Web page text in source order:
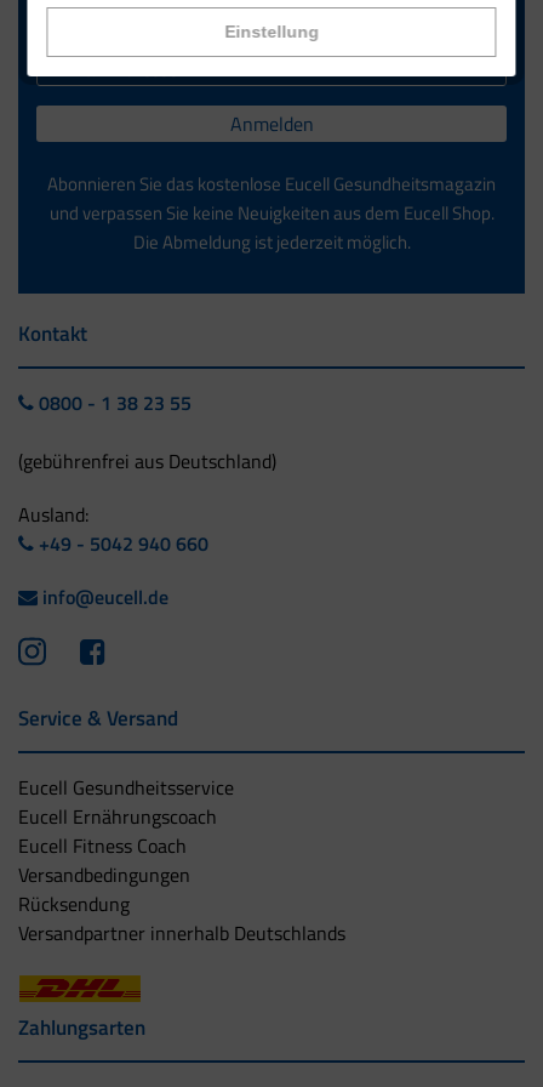
Einstellung
Anmelden
Abonnieren Sie das kostenlose Eucell Gesundheitsmagazin
und verpassen Sie keine Neuigkeiten aus dem Eucell Shop.
Die Abmeldung ist jederzeit möglich.
Kontakt
0800 - 1 38 23 55
(gebührenfrei aus Deutschland)
Ausland:
+49 - 5042 940 660
info@eucell.de
Service & Versand
Eucell Gesundheitsservice
Eucell Ernährungscoach
Eucell Fitness Coach
Versandbedingungen
Rücksendung
Versandpartner innerhalb Deutschlands
Zahlungsarten